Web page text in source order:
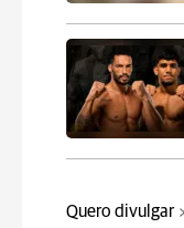
Quero divulgar